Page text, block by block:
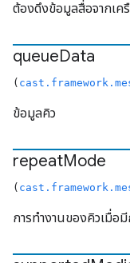
ต้องดึงข้อมูลสื่อจากเค
queueData
(
ข้อมูลคิว
repeatMode
(
การทำงานของคิวเมื่อ